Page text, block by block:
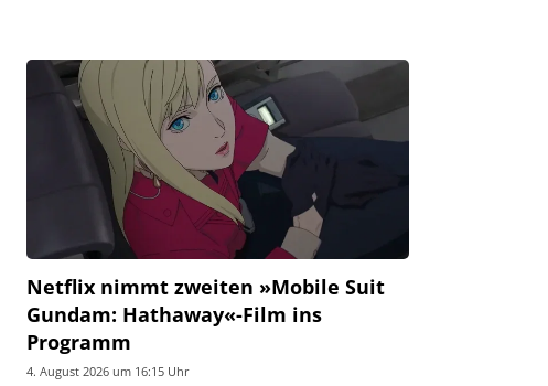
Netflix nimmt zweiten »Mobile Suit
Gundam: Hathaway«-Film ins
Programm
4. August 2026 um 16:15 Uhr